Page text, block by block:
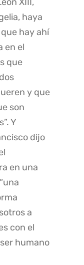
haya
hay ahí
en el
que
y que
son
Y
dijo
en una
a
con el
humano